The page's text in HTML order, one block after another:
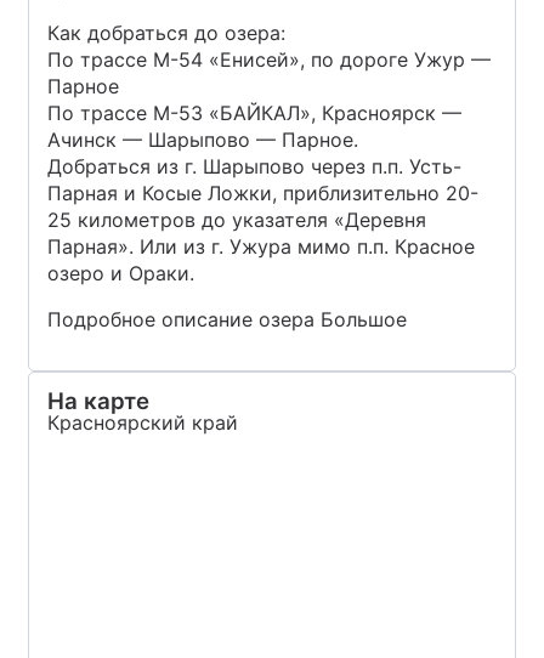
Как добраться до озера:
По трассе М-54 «Енисей», по дороге Ужур —
Парное
По трассе М-53 «БАЙКАЛ», Красноярск —
Ачинск — Шарыпово — Парное.
Добраться из г. Шарыпово через п.п. Усть-
Парная и Косые Ложки, приблизительно 20-
25 километров до указателя «Деревня
Парная». Или из г. Ужура мимо п.п. Красное
озеро и Ораки.
Подробное описание озера Большое
На карте
Красноярский край